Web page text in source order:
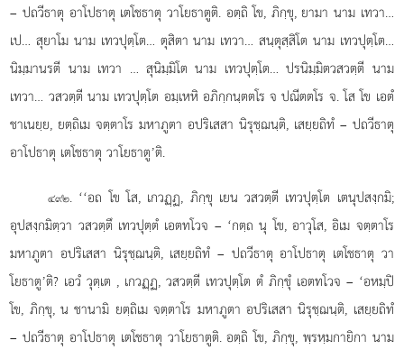
– ปถวีธาตุ อาโปธาตุ เตโชธาตุ วาโยธาตูติ. อตฺถิ โข, ภิกฺขุ, ยามา นาม เทวา…
เป… สุยาโม นาม เทวปุตฺโต… ตุสิตา นาม เทวา… สนฺตุสฺสิโต นาม เทวปุตฺโต…
นิมฺมานรตี นาม เทวา … สุนิมฺมิโต นาม เทวปุตฺโต… ปรนิมฺมิตวสวตฺตี นาม
เทวา… วสวตฺตี นาม เทวปุตฺโต อมฺเหหิ อภิกฺกนฺตตโร จ ปณีตตโร จ. โส โข เอตํ
ชาเนยฺย, ยตฺถิเม จตฺตาโร มหาภูตา อปริเสสา นิรุชฺฌนฺติ, เสยฺยถิทํ – ปถวีธาตุ
อาโปธาตุ เตโชธาตุ วาโยธาตู’ติ.
๔๙๒. ‘‘อถ โข โส, เกวฏฺฏ, ภิกฺขุ เยน วสวตฺตี เทวปุตฺโต เตนุปสงฺกมิ;
อุปสงฺกมิตฺวา วสวตฺตึ เทวปุตฺตํ เอตทโวจ – ‘กตฺถ นุ โข, อาวุโส, อิเม จตฺตาโร
มหาภูตา อปริเสสา นิรุชฺฌนฺติ, เสยฺยถิทํ – ปถวีธาตุ อาโปธาตุ เตโชธาตุ วา
โยธาตู’ติ? เอวํ วุตฺเต , เกวฏฺฏ, วสวตฺตี เทวปุตฺโต ตํ ภิกฺขุํ เอตทโวจ – ‘อหมฺปิ
โข, ภิกฺขุ, น ชานามิ ยตฺถิเม จตฺตาโร มหาภูตา อปริเสสา นิรุชฺฌนฺติ, เสยฺยถิทํ
– ปถวีธาตุ อาโปธาตุ เตโชธาตุ วาโยธาตูติ. อตฺถิ โข, ภิกฺขุ, พฺรหฺมกายิกา นาม